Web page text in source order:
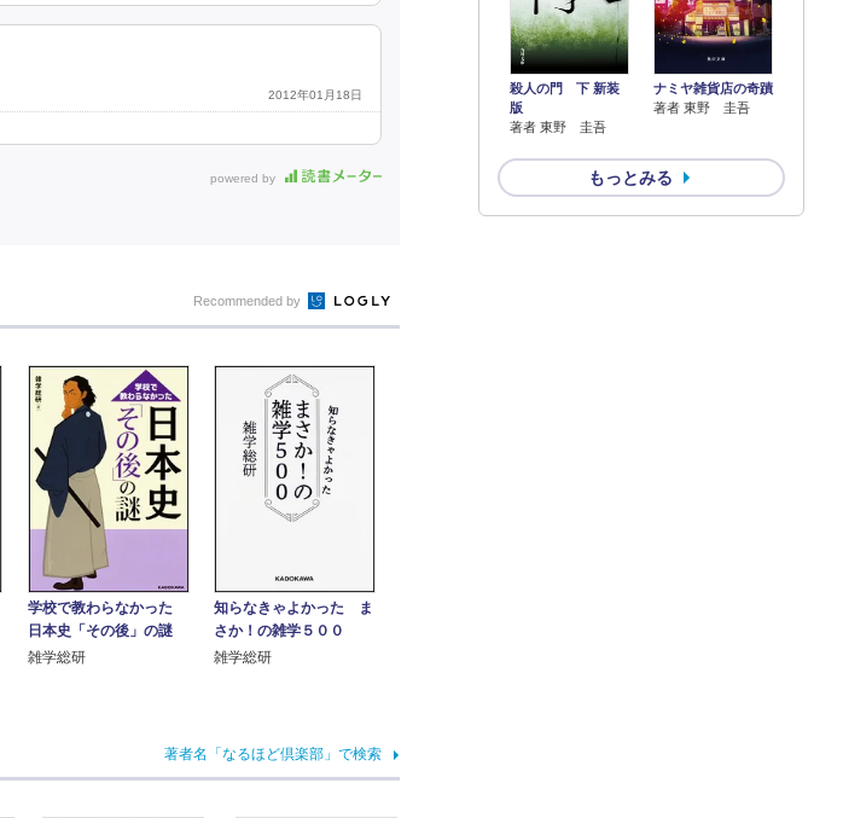
2012年01月18日
powered by
殺人の門 下 新装
版
著者 東野 圭吾
ナミヤ雑貨店の奇蹟
著者 東野 圭吾
もっとみる
Recommended by
学校で教わらなかった
日本史「その後」の謎
雑学総研
知らなきゃよかった ま
さか！の雑学５００
雑学総研
著者名「なるほど倶楽部」で検索